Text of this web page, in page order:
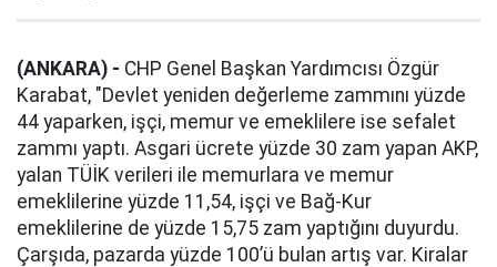
(ANKARA) - CHP Genel Başkan Yardımcısı Özgür
Karabat, "Devlet yeniden değerleme zammını yüzde
44 yaparken, işçi, memur ve emeklilere ise sefalet
zammı yaptı. Asgari ücrete yüzde 30 zam yapan AKP,
yalan TÜİK verileri ile memurlara ve memur
emeklilerine yüzde 11,54, işçi ve Bağ-Kur
emeklilerine de yüzde 15,75 zam yaptığını duyurdu.
Çarşıda, pazarda yüzde 100’ü bulan artış var. Kiralar